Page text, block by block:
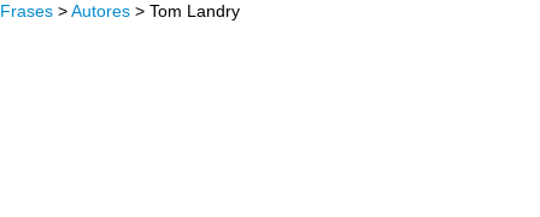
Frases >Autores > Tom Landry